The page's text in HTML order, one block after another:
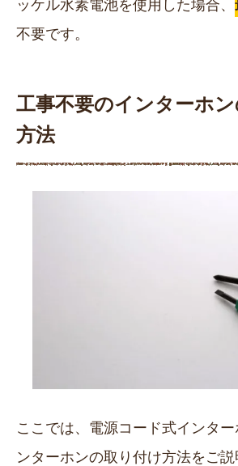
ッケル水素電池を使用した場合、
不要です。
工事不要のインターホ
方法
ここでは、電源コード式インタ
ンターホンの取り付け方法をご説